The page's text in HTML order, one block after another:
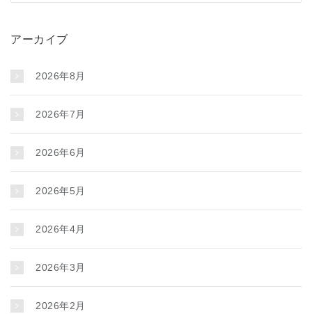
アーカイブ
2026年8月
2026年7月
2026年6月
2026年5月
2026年4月
2026年3月
2026年2月